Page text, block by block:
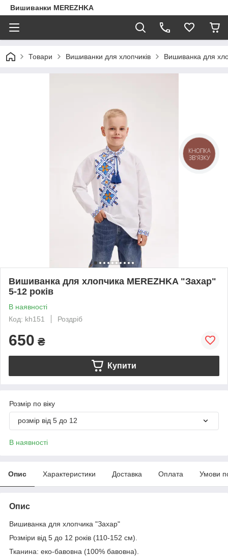
Вишиванки MEREZHKA
Товари Вишиванки для хлопчиків Вишиванка для
Вишиванка для хлопчика MEREZHKA "Захар"
5-12 років
В наявності
Код: kh151
Роздріб
650 ₴
Купити
Розмір по віку
розмір від 5 до 12
В наявності
Опис Характеристики Доставка Оплата Умови
Опис
Вишиванка для хлопчика "Захар"
Розміри від 5 до 12 років (110-152 см).
Тканина: еко-бавовна (100% бавовна).
КНОПКА
ЗВ'ЯЗКУ